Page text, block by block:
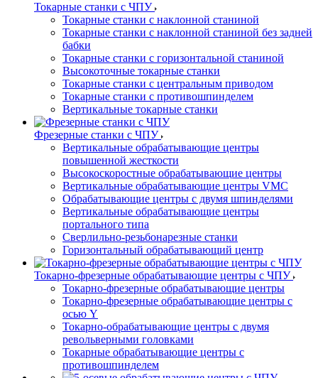
Токарные станки с ЧПУ
Токарные станки с наклонной станиной
Токарные станки с наклонной станиной без задней
бабки
Токарные станки с горизонтальной станиной
Высокоточные токарные станки
Токарные станки с центральным приводом
Токарные станки с противошпинделем
Вертикальные токарные станки
Фрезерные станки с ЧПУ
Вертикальные обрабатывающие центры
повышенной жесткости
Высокоскоростные обрабатывающие центры
Вертикальные обрабатывающие центры VMC
Обрабатывающие центры с двумя шпинделями
Вертикальные обрабатывающие центры
портального типа
Сверлильно-резьбонарезные станки
Горизонтальный обрабатывающий центр
Токарно-фрезерные обрабатывающие центры с ЧПУ
Токарно-фрезерные обрабатывающие центры
Токарно-фрезерные обрабатывающие центры с
осью Y
Токарно-обрабатывающие центры c двумя
револьверными головками
Токарные обрабатывающие центры с
противошпинделем